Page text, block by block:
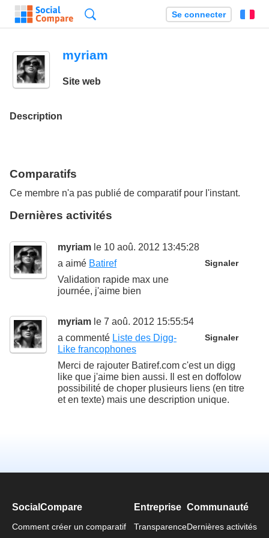
Se connecter
myriam
Site web
Description
Comparatifs
Ce membre n'a pas publié de comparatif pour l'instant.
Dernières activités
myriam le 10 aoû. 2012 13:45:28
Signaler
a aimé Batiref
Validation rapide max une
journée, j'aime bien
myriam le 7 aoû. 2012 15:55:54
Signaler
a commenté Liste des Digg-
Like francophones
Merci de rajouter Batiref.com c'est un digg
like que j'aime bien aussi. Il est en doffolow
possibilité de choper plusieurs liens (en titre
et en texte) mais une description unique.
SocialCompare
Comment créer un comparatif
Entreprise
Transparence
Communauté
Dernières activités